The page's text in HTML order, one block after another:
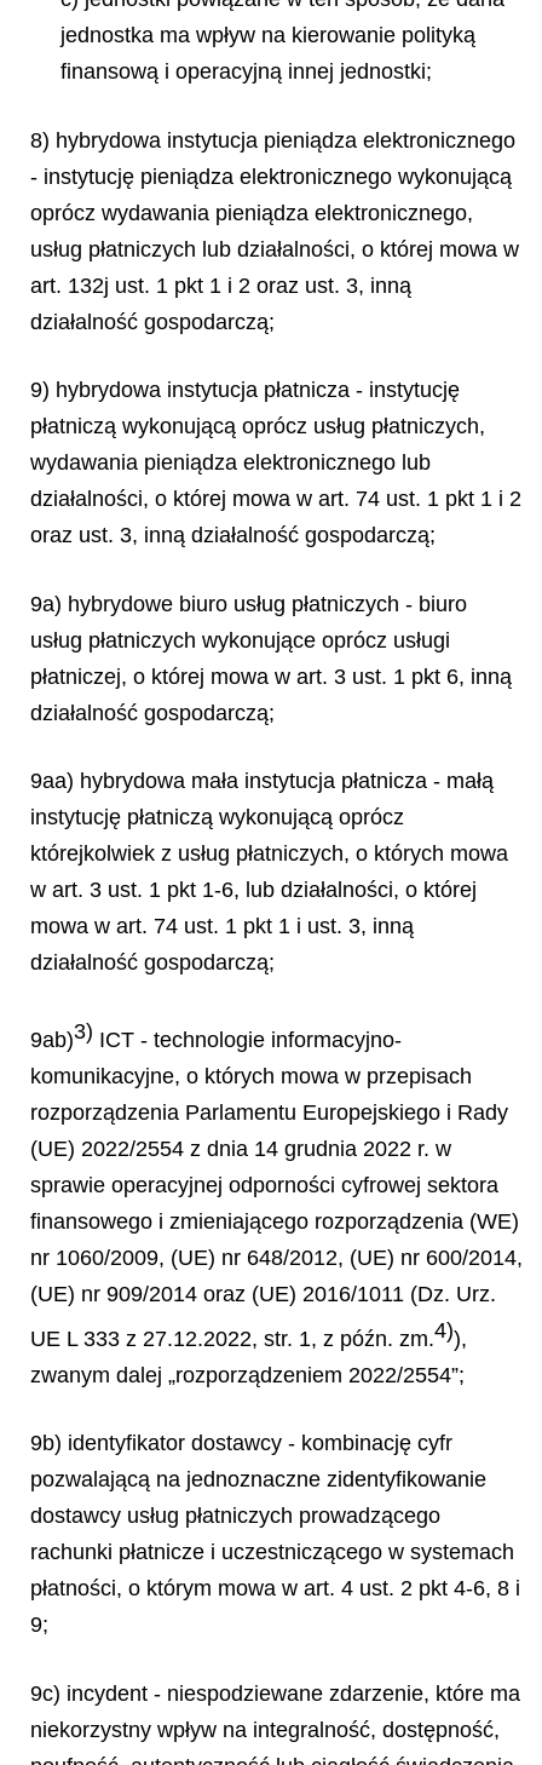
jednostka ma wpływ na kierowanie polityką
finansową i operacyjną innej jednostki;
8) hybrydowa instytucja pieniądza elektronicznego
- instytucję pieniądza elektronicznego wykonującą
oprócz wydawania pieniądza elektronicznego,
usług płatniczych lub działalności, o której mowa w
art. 132j ust. 1 pkt 1 i 2 oraz ust. 3, inną
działalność gospodarczą;
9) hybrydowa instytucja płatnicza - instytucję
płatniczą wykonującą oprócz usług płatniczych,
wydawania pieniądza elektronicznego lub
działalności, o której mowa w art. 74 ust. 1 pkt 1 i 2
oraz ust. 3, inną działalność gospodarczą;
9a) hybrydowe biuro usług płatniczych - biuro
usług płatniczych wykonujące oprócz usługi
płatniczej, o której mowa w art. 3 ust. 1 pkt 6, inną
działalność gospodarczą;
9aa) hybrydowa mała instytucja płatnicza - małą
instytucję płatniczą wykonującą oprócz
którejkolwiek z usług płatniczych, o których mowa
w art. 3 ust. 1 pkt 1-6, lub działalności, o której
mowa w art. 74 ust. 1 pkt 1 i ust. 3, inną
działalność gospodarczą;
9ab)3) ICT - technologie informacyjno-
komunikacyjne, o których mowa w przepisach
rozporządzenia Parlamentu Europejskiego i Rady
(UE) 2022/2554 z dnia 14 grudnia 2022 r. w
sprawie operacyjnej odporności cyfrowej sektora
finansowego i zmieniającego rozporządzenia (WE)
nr 1060/2009, (UE) nr 648/2012, (UE) nr 600/2014,
(UE) nr 909/2014 oraz (UE) 2016/1011 (Dz. Urz.
UE L 333 z 27.12.2022, str. 1, z późn. zm.4)),
zwanym dalej „rozporządzeniem 2022/2554”;
9b) identyfikator dostawcy - kombinację cyfr
pozwalającą na jednoznaczne zidentyfikowanie
dostawcy usług płatniczych prowadzącego
rachunki płatnicze i uczestniczącego w systemach
płatności, o którym mowa w art. 4 ust. 2 pkt 4-6, 8 i
9;
9c) incydent - niespodziewane zdarzenie, które ma
niekorzystny wpływ na integralność, dostępność,